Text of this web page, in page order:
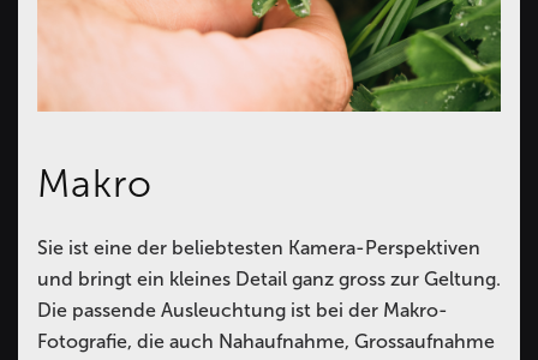
Makro
Sie ist eine der beliebtesten Kamera-Perspektiven
und bringt ein kleines Detail ganz gross zur Geltung.
Die passende Ausleuchtung ist bei der Makro-
Fotografie, die auch Nahaufnahme, Grossaufnahme